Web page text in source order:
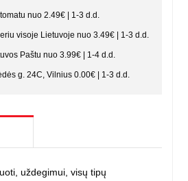
nuo 2.49€ | 1-3 d.d.
visoje Lietuvoje nuo 3.49€ | 1-3 d.d.
Paštu nuo 3.99€ | 1-4 d.d.
g. 24C, Vilnius 0.00€ | 1-3 d.d.
uždegimui, visų tipų